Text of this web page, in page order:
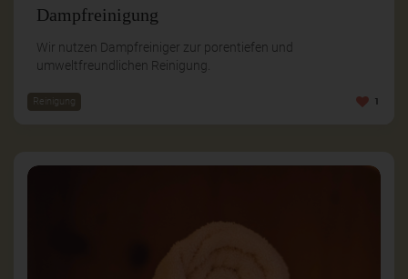
Dampfreinigung
Wir nutzen Dampfreiniger zur porentiefen und
umweltfreundlichen Reinigung.
Reinigung 1